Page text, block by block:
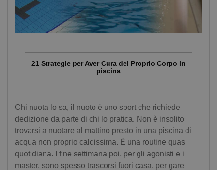
21 Strategie per Aver Cura del Proprio Corpo in
piscina
Chi nuota lo sa, il nuoto è uno sport che richiede
dedizione da parte di chi lo pratica. Non è insolito
trovarsi a nuotare al mattino presto in una piscina di
acqua non proprio caldissima. È una routine quasi
quotidiana. I fine settimana poi, per gli agonisti e i
master, sono spesso trascorsi fuori casa, per gare